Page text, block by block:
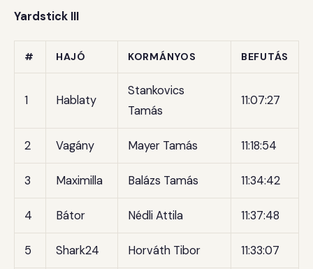
Yardstick III
# HAJÓ KORMÁNYOS BEFUTÁS
1 Hablaty
Stankovics
Tamás
11:07:27
2 Vagány Mayer Tamás 11:18:54
3 Maximilla Balázs Tamás 11:34:42
4 Bátor Nédli Attila 11:37:48
5 Shark24 Horváth Tibor 11:33:07